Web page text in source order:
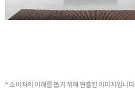
* 소비자의 이해를 돕기 위해 연출된 이미지입니다.